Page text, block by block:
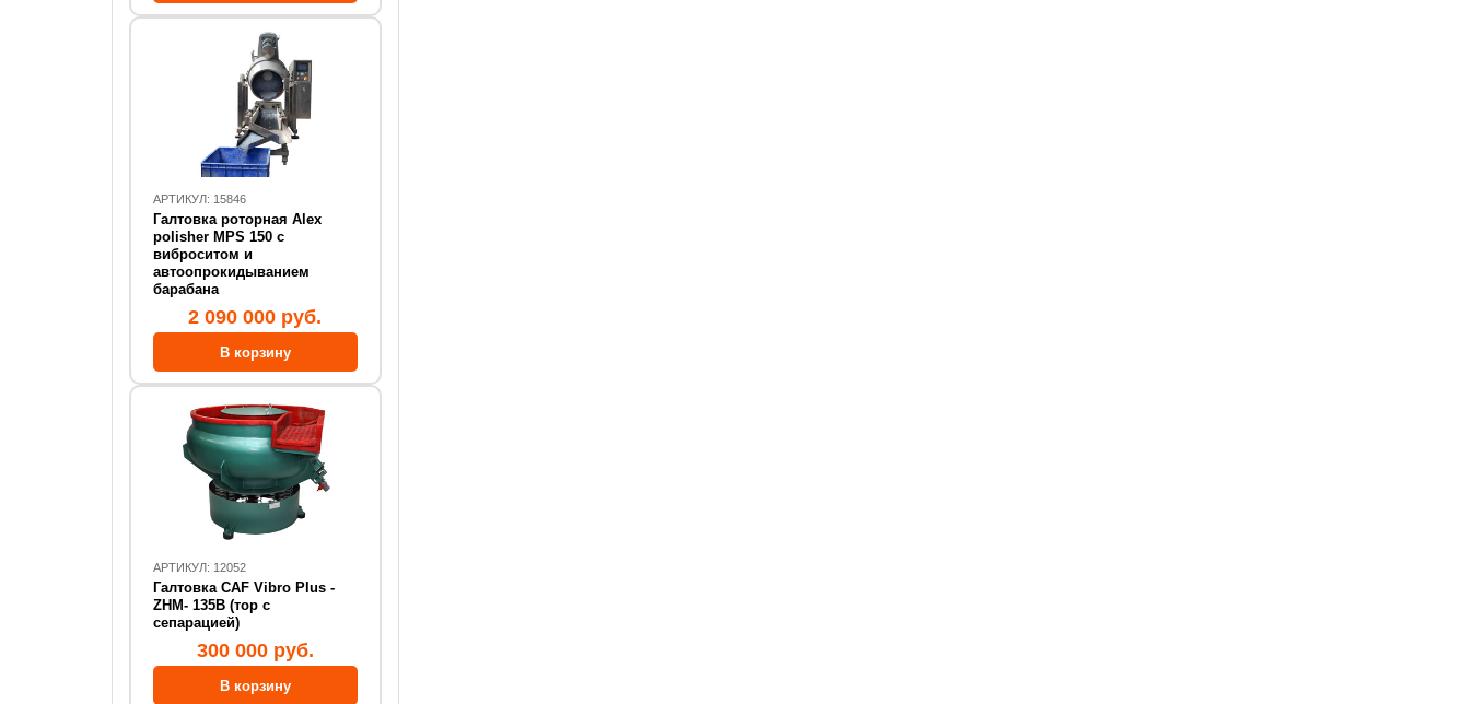
АРТИКУЛ: 15846
Галтовка роторная Alex
polisher MPS 150 с
виброситом и
автоопрокидыванием
барабана
2 090 000 руб.
АРТИКУЛ: 12052
Галтовка CAF Vibro Plus -
ZHM- 135В (тор с
сепарацией)
300 000 руб.